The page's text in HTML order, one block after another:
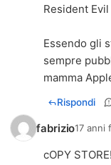
Resident
Essendo gli
sempre
mamma
Rispondi
fabrizio17 anni
cOPY STORE!